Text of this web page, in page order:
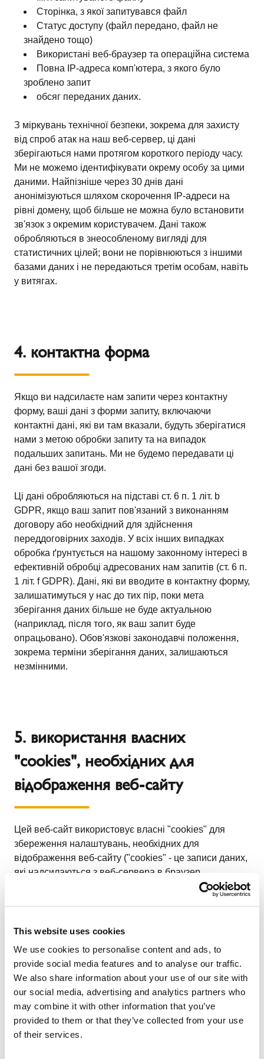
This website uses cookies
We use cookies to personalise content and ads, to
provide social media features and to analyse our traffic.
We also share information about your use of our site with
our social media, advertising and analytics partners who
may combine it with other information that you’ve
provided to them or that they’ve collected from your use
of their services.
Сторінка, з якої запитувався файл
Статус доступу (файл передано, файл не
знайдено тощо)
Використані веб-браузер та операційна система
Повна IP-адреса комп'ютера, з якого було
зроблено запит
обсяг переданих даних.
З міркувань технічної безпеки, зокрема для захисту
від спроб атак на наш веб-сервер, ці дані
зберігаються нами протягом короткого періоду часу.
Ми не можемо ідентифікувати окрему особу за цими
даними. Найпізніше через 30 днів дані
анонімізуються шляхом скорочення IP-адреси на
рівні домену, щоб більше не можна було встановити
зв'язок з окремим користувачем. Дані також
обробляються в знеособленому вигляді для
статистичних цілей; вони не порівнюються з іншими
базами даних і не передаються третім особам, навіть
у витягах.
4. контактна форма
Якщо ви надсилаєте нам запити через контактну
форму, ваші дані з форми запиту, включаючи
контактні дані, які ви там вказали, будуть зберігатися
нами з метою обробки запиту та на випадок
подальших запитань. Ми не будемо передавати ці
дані без вашої згоди.
Ці дані обробляються на підставі ст. 6 п. 1 літ. b
GDPR, якщо ваш запит пов'язаний з виконанням
договору або необхідний для здійснення
переддоговірних заходів. У всіх інших випадках
обробка ґрунтується на нашому законному інтересі в
ефективній обробці адресованих нам запитів (ст. 6 п.
1 літ. f GDPR). Дані, які ви вводите в контактну форму,
залишатимуться у нас до тих пір, поки мета
зберігання даних більше не буде актуальною
(наприклад, після того, як ваш запит буде
опрацьовано). Обов'язкові законодавчі положення,
зокрема терміни зберігання даних, залишаються
незмінними.
5. використання власних
"cookies", необхідних для
відображення веб-сайту
Цей веб-сайт використовує власні "cookies" для
збереження налаштувань, необхідних для
відображення веб-сайту ("cookies" - це записи даних,
які надсилаються з веб-сервера в браузер
користувача і зберігаються там для подальшого
можете запобігти використанню "cookies",
6. інформація про подальші